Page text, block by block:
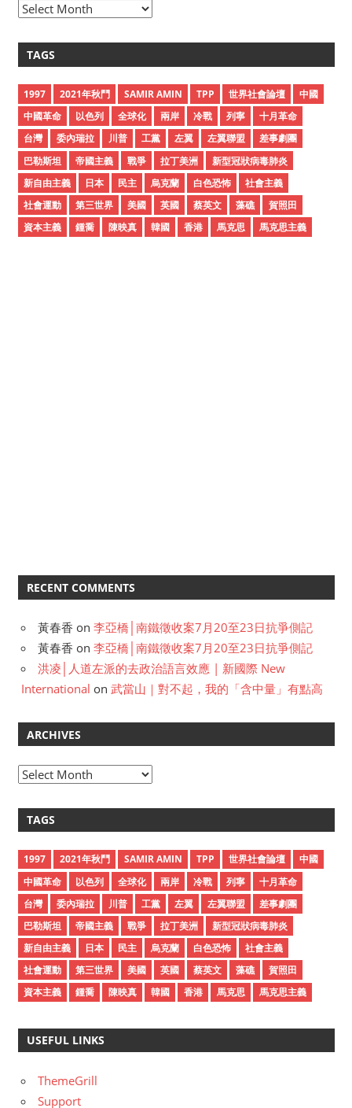
A
h
v
e
s
TAGS
1997 2021年秋鬥 SAMIR AMIN TPP 世界社會論壇
中國
中國革命
以色列 全球化 兩岸 冷戰 列寧
十月革命
台灣
委內瑞拉 川普 工黨 左翼 左翼聯盟
差事劇團
巴勒斯坦
帝國主義 戰爭 拉丁美洲
新型冠狀病毒肺炎
新自由主義
日本 民主 烏克蘭 白色恐怖
社會主義
社會運動
第三世界 美國 英國 蔡英文 藻礁
賀照田
資本主義
鍾喬 陳映真 韓國 香港 馬克思 馬克思主義
RECENT COMMENTS
黃春香 on 李亞橋│南鐵徵收案7月20至23日抗爭側記
黃春香 on 李亞橋│南鐵徵收案7月20至23日抗爭側記
洪凌│人道左派的去政治語言效應 | 新國際 New
International on 武當山｜對不起，我的「含中量」有點高
ARCHIVES
A
h
v
e
s
TAGS
1997 2021年秋鬥 SAMIR AMIN TPP 世界社會論壇
中國
中國革命
以色列 全球化 兩岸 冷戰 列寧
十月革命
台灣
委內瑞拉 川普 工黨 左翼 左翼聯盟
差事劇團
巴勒斯坦
帝國主義 戰爭 拉丁美洲
新型冠狀病毒肺炎
新自由主義
日本 民主 烏克蘭 白色恐怖
社會主義
社會運動
第三世界 美國 英國 蔡英文 藻礁
賀照田
資本主義
鍾喬 陳映真 韓國 香港 馬克思 馬克思主義
USEFUL LINKS
ThemeGrill
Support